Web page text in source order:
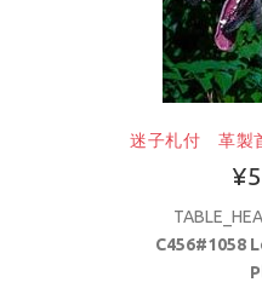
迷子札付 革製
C456#1058